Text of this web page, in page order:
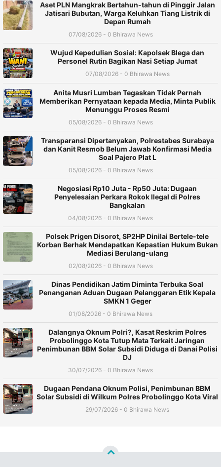
Aset PLN Mangkrak Bertahun-tahun di Pinggir Jalan
Jatisari Bubutan, Warga Keluhkan Tiang Listrik di
Depan Rumah
07/08/2026 - 0 Bhirawa News
Wujud Kepedulian Sosial: Kapolsek Blega dan
Personel Rutin Bagikan Nasi Setiap Jumat
07/08/2026 - 0 Bhirawa News
Anita Musri Lumban Tegaskan Tidak Pernah
Memberikan Pernyataan kepada Media, Minta Publik
Menunggu Proses Resmi
05/08/2026 - 0 Bhirawa News
Transparansi Dipertanyakan, Polrestabes Surabaya
dan Kanit Resmob Belum Jawab Konfirmasi Media
Soal Pajero Plat L
05/08/2026 - 0 Bhirawa News
Negosiasi Rp10 Juta - Rp50 Juta: Dugaan
Penyelesaian Perkara Rokok Ilegal di Polres
Bangkalan
04/08/2026 - 0 Bhirawa News
Polsek Prigen Disorot, SP2HP Dinilai Bertele-tele
Korban Berhak Mendapatkan Kepastian Hukum Bukan
Mediasi Berulang-ulang
02/08/2026 - 0 Bhirawa News
Dinas Pendidikan Jatim Diminta Terbuka Soal
Penanganan Aduan Dugaan Pelanggaran Etik Kepala
SMKN 1 Geger
01/08/2026 - 0 Bhirawa News
Dalangnya Oknum Polri?, Kasat Reskrim Polres
Probolinggo Kota Tutup Mata Terkait Jaringan
Penimbunan BBM Solar Subsidi Diduga di Danai Polisi
DJ
30/07/2026 - 0 Bhirawa News
Dugaan Pendana Oknum Polisi, Penimbunan BBM
Solar Subsidi di Wilkum Polres Probolinggo Kota Viral
29/07/2026 - 0 Bhirawa News